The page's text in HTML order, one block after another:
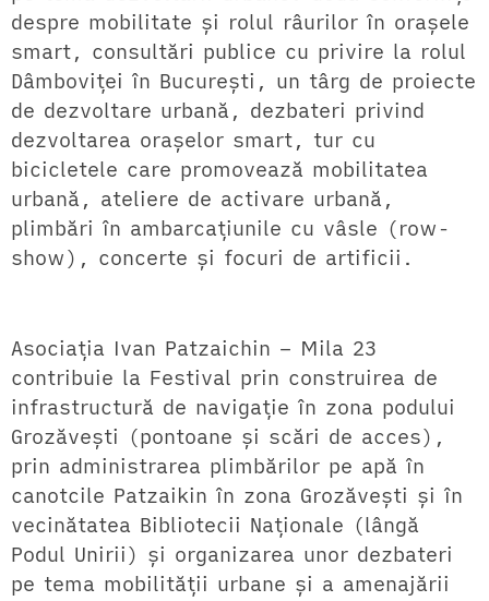
despre mobilitate și rolul râurilor în orașele
smart, consultări publice cu privire la rolul
Dâmboviței în București, un târg de proiecte
de dezvoltare urbană, dezbateri privind
dezvoltarea orașelor smart, tur cu
bicicletele care promovează mobilitatea
urbană, ateliere de activare urbană,
plimbări în ambarcațiunile cu vâsle (row-
show), concerte și focuri de artificii.
Asociația Ivan Patzaichin – Mila 23
contribuie la Festival prin construirea de
infrastructură de navigație în zona podului
Grozăvești (pontoane și scări de acces),
prin administrarea plimbărilor pe apă în
canotcile Patzaikin în zona Grozăvești și în
vecinătatea Bibliotecii Naționale (lângă
Podul Unirii) și organizarea unor dezbateri
pe tema mobilității urbane și a amenajării